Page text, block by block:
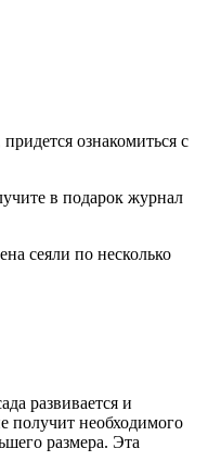
ознакомиться с
в подарок журнал
сеяли по несколько
развивается и
получит необходимого
размера. Эта